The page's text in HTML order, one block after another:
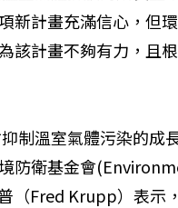
新計畫充滿信心，但
該計畫不夠有力，且
制溫室氣體污染的成
防衛基金會
（Fred Krupp）表示